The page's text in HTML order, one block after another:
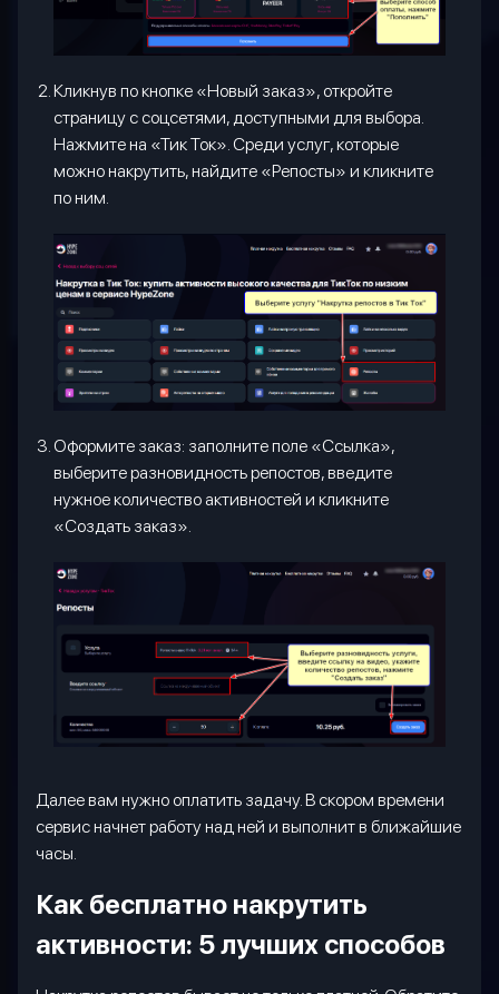
Кликнув по кнопке «Новый заказ», откройте
страницу с соцсетями, доступными для выбора.
Нажмите на «Тик Ток». Среди услуг, которые
можно накрутить, найдите «Репосты» и кликните
по ним.
Оформите заказ: заполните поле «Ссылка»,
выберите разновидность репостов, введите
нужное количество активностей и кликните
«Создать заказ».
Далее вам нужно оплатить задачу. В скором времени
сервис начнет работу над ней и выполнит в ближайшие
часы.
Как бесплатно накрутить
активности: 5 лучших способов